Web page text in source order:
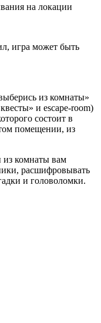
на локации
игра может быть
из комнаты»
и escape-room)
состоит в
помещении, из
из комнаты вам
расшифровывать
и головоломки.